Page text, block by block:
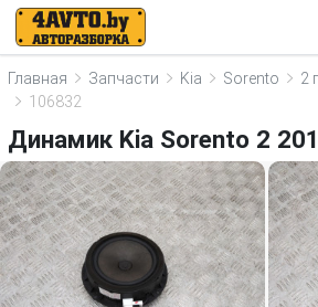
Главная Запчасти Kia Sorento 2
106832
Динамик Kia Sorento 2